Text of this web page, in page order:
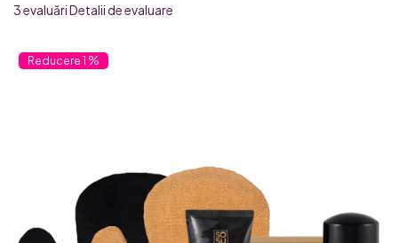
Evaluarea
produsului
3 evaluăriDetalii de evaluare
1 %